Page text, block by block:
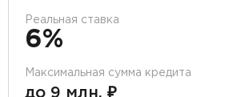
Реальная ставка
6%
Максимальная сумма кредита
до 9 млн. ₽